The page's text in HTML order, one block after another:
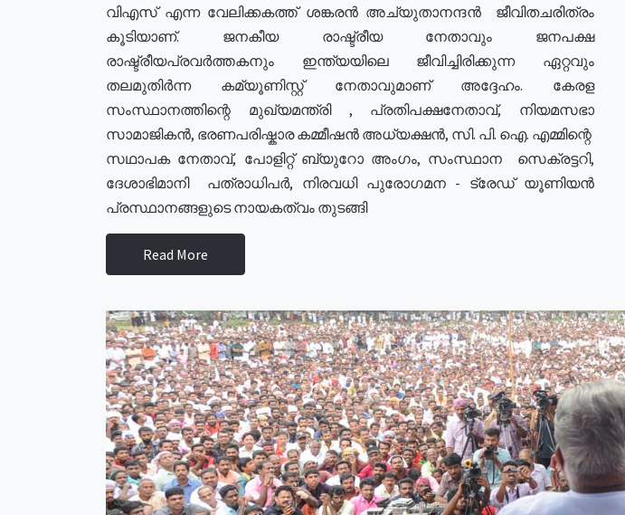
വിഎസ് എന്ന വേലിക്കകത്ത് ശങ്കരൻ അച്യുതാനന്ദൻ ജീവിതചരിത്രം
കൂടിയാണ്. ജനകീയ രാഷ്ട്രീയ നേതാവും ജനപക്ഷ
രാഷ്ട്രീയപ്രവർത്തകനും ഇന്ത്യയിലെ ജീവിച്ചിരിക്കുന്ന ഏറ്റവും
തലമുതിർന്ന കമ്യൂണിസ്റ്റ് നേതാവുമാണ് അദ്ദേഹം. കേരള
സംസ്ഥാനത്തിന്റെ മുഖ്യമന്ത്രി , പ്രതിപക്ഷനേതാവ്, നിയമസഭാ
സാമാജികൻ, ഭരണപരിഷ്കാര കമ്മീഷൻ അധ്യക്ഷൻ, സി. പി. ഐ. എമ്മിന്റെ
സഥാപക നേതാവ്, പോളിറ്റ് ബ്യുറോ അംഗം, സംസ്ഥാന സെക്രട്ടറി,
ദേശാഭിമാനി പത്രാധിപർ, നിരവധി പുരോഗമന - ട്രേഡ് യൂണിയൻ
പ്രസ്ഥാനങ്ങളുടെ നായകത്വം തുടങ്ങി
Read More